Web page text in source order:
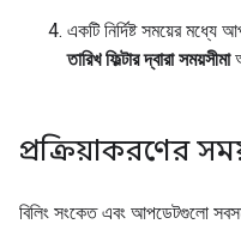
একটি নির্দিষ্ট সময়ের
তারিখ ফিল্টার দ্বারা সময়সীমা
প্রক্রিয়াকরণের
বিলিং সংকেত এবং আপডেটগুলো